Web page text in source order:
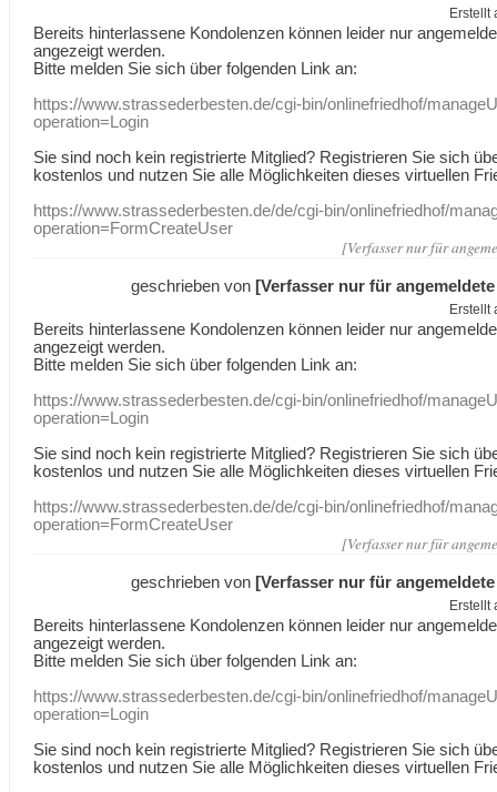
Erstellt
Bereits hinterlassene Kondolenzen können leider nur
angezeigt werden.
Bitte melden Sie sich über folgenden Link an:
https://www.strassederbesten.de/cgi-bin/onlinefriedhof/
operation=Login
Sie sind noch kein registrierte Mitglied? Registrieren Sie sich
kostenlos und nutzen Sie alle Möglichkeiten dieses virtuellen
https://www.strassederbesten.de/de/cgi-bin/onlinefriedhof/
operation=FormCreateUser
[Verfasser nur für
geschrieben von [Verfasser nur für
Erstellt
Bereits hinterlassene Kondolenzen können leider nur
angezeigt werden.
Bitte melden Sie sich über folgenden Link an:
https://www.strassederbesten.de/cgi-bin/onlinefriedhof/
operation=Login
Sie sind noch kein registrierte Mitglied? Registrieren Sie sich
kostenlos und nutzen Sie alle Möglichkeiten dieses virtuellen
https://www.strassederbesten.de/de/cgi-bin/onlinefriedhof/
operation=FormCreateUser
[Verfasser nur für
geschrieben von [Verfasser nur für
Erstellt
Bereits hinterlassene Kondolenzen können leider nur
angezeigt werden.
Bitte melden Sie sich über folgenden Link an:
https://www.strassederbesten.de/cgi-bin/onlinefriedhof/
operation=Login
Sie sind noch kein registrierte Mitglied? Registrieren Sie sich
kostenlos und nutzen Sie alle Möglichkeiten dieses virtuellen